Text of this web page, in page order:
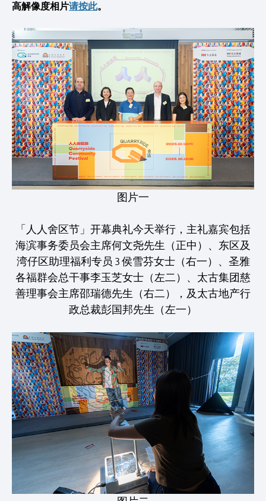
高解像度相片请按此。
图片一
「人人舍区节」开幕典礼今天举行，主礼嘉宾包括
海滨事务委员会主席何文尧先生（正中）、东区及
湾仔区助理福利专员 3 侯雪芬女士（右一）、圣雅
各福群会总干事李玉芝女士（左二）、太古集团慈
善理事会主席邵瑞德先生（右二），及太古地产行
政总裁彭国邦先生（左一）